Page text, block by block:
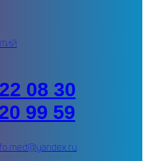
08 30
99 59